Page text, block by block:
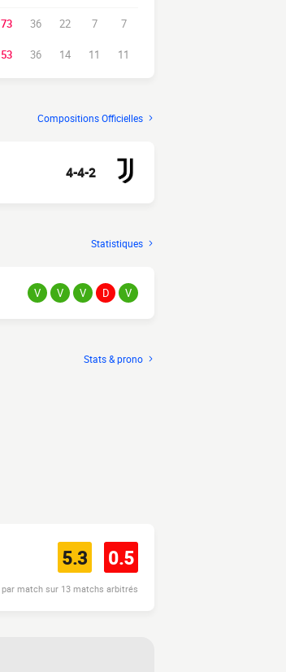
73 36 22 7 7
53 36 14 11 11
Compositions Officielles
4-4-2
Statistiques
V V V D V
Stats & prono
5.3 0.5
match sur 13 matchs arbitrés